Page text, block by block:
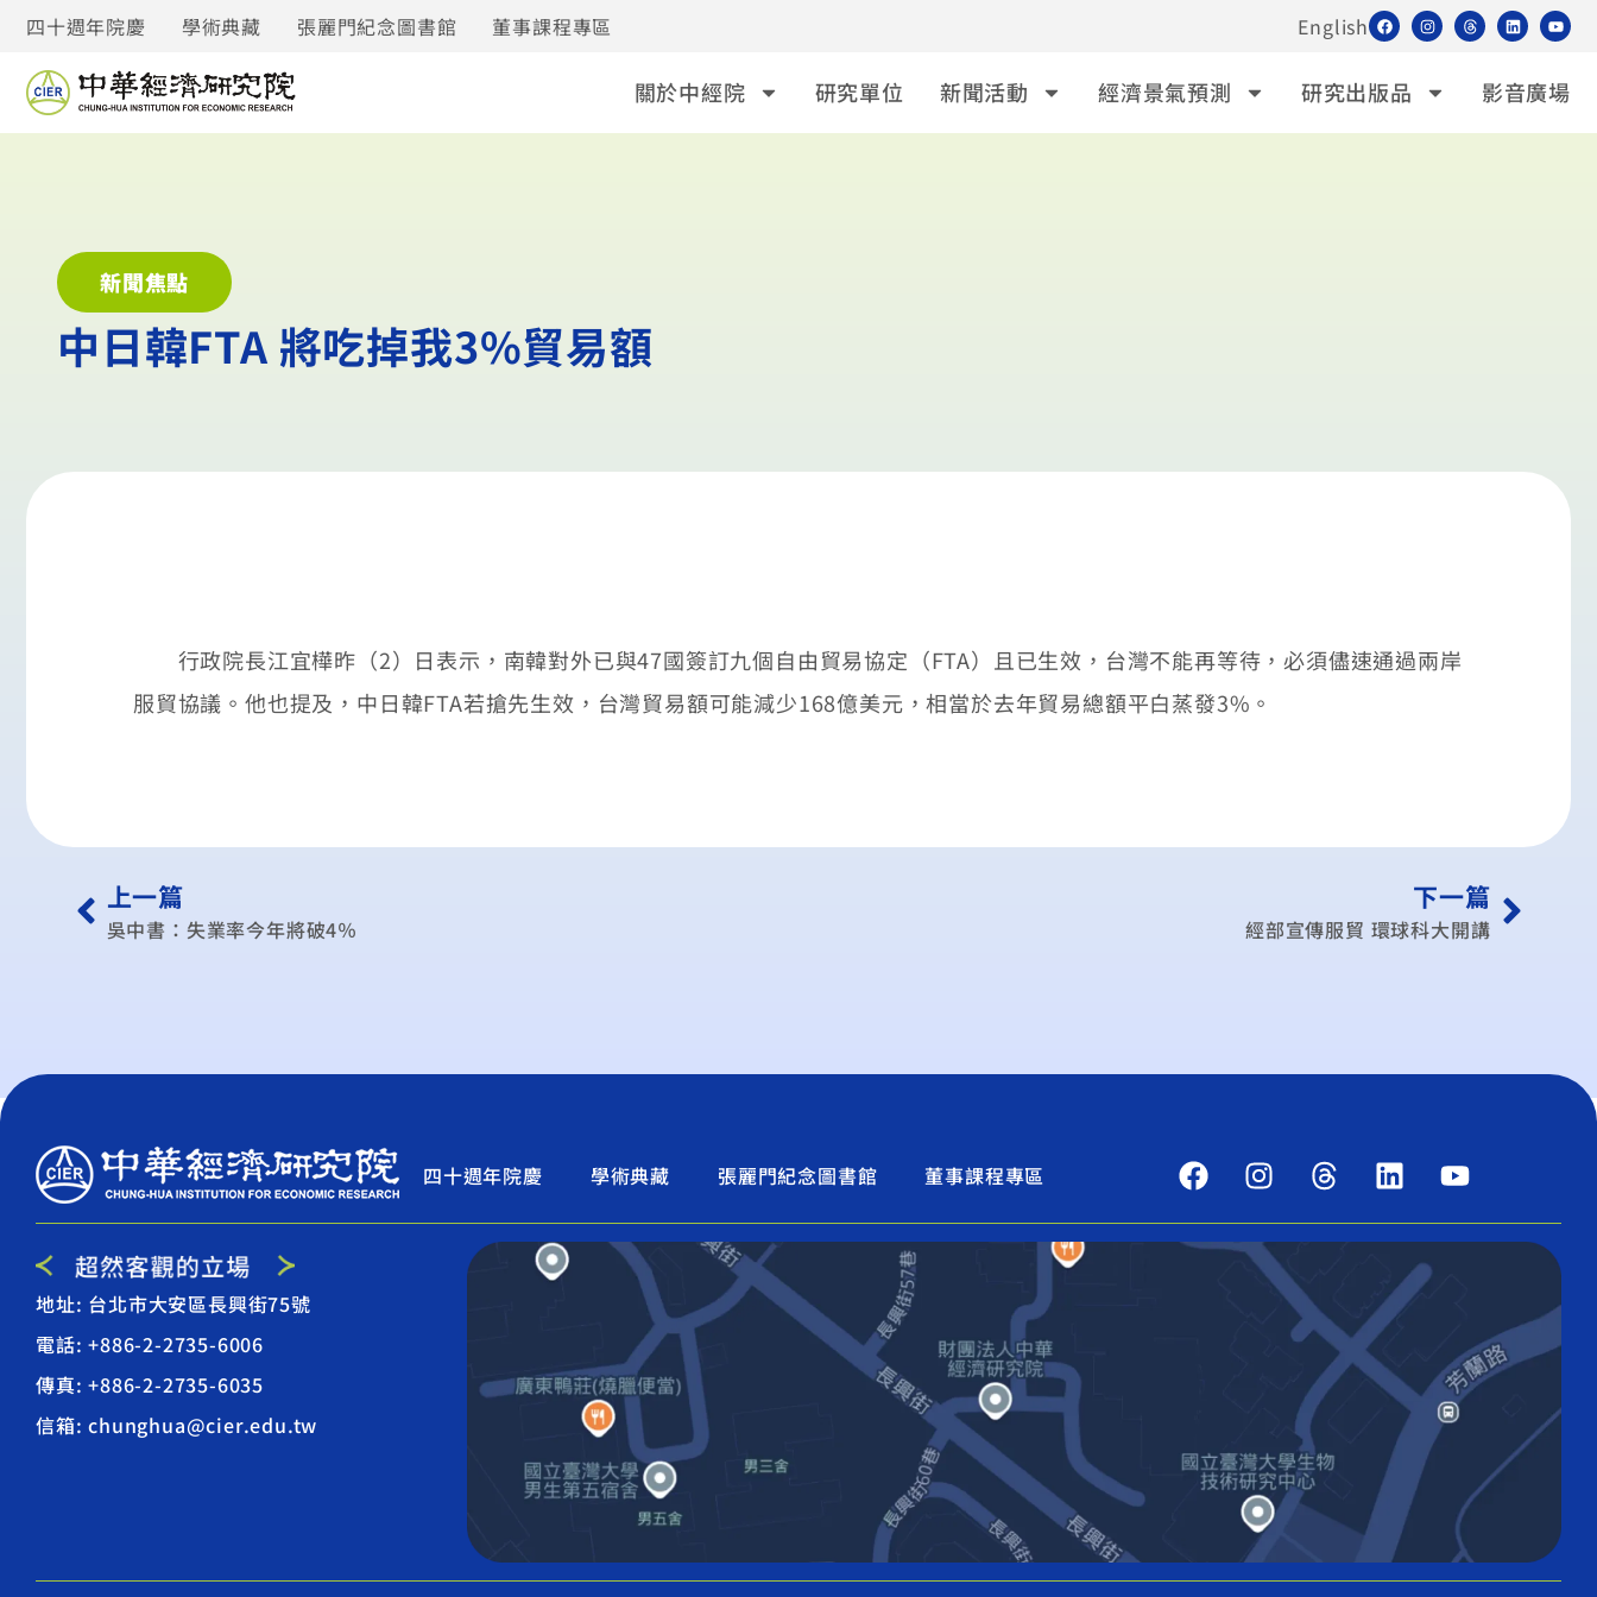
四十週年院慶 學術典藏 張麗門紀念圖書館 董事課程專區 English
關於中經院 研究單位 新聞活動 經濟景氣預測 研究出版品 影音廣場
新聞焦點
中日韓FTA 將吃掉我3%貿易額
行政院長江宜樺昨（2）日表示，南韓對外已與47國簽訂九個自由貿易協定（FTA）且已生效，台灣不能再等待，必須儘速通過兩岸
服貿協議。他也提及，中日韓FTA若搶先生效，台灣貿易額可能減少168億美元，相當於去年貿易總額平白蒸發3%。
上一篇
吳中書：失業率今年將破4％
下一篇
經部宣傳服貿 環球科大開講
四十週年院慶 學術典藏 張麗門紀念圖書館 董事課程專區
地址: 台北市大安區長興街75號
電話: +886-2-2735-6006
傳真: +886-2-2735-6035
信箱: chunghua@cier.edu.tw